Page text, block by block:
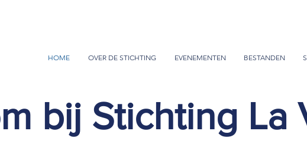
HOME OVER DE STICHTING EVENEMENTEN BESTANDEN
bij Stichting La